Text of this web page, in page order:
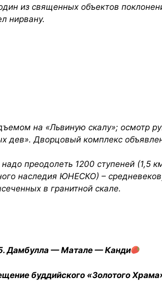
из священных объектов
нирвану.
на «Львиную скалу»; осмотр
дев». Дворцовый комплекс
преодолеть 1200 ступеней (1,5
наследия ЮНЕСКО) –
в гранитной скале.
Дамбулла — Матале — Канди
буддийского «Золотого